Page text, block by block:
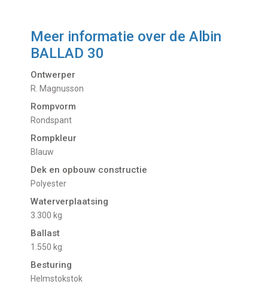
Meer informatie over deAlbin
BALLAD 30
Ontwerper
R. Magnusson
Rompvorm
Rondspant
Rompkleur
Blauw
Dek en opbouw constructie
Polyester
Waterverplaatsing
3.300 kg
Ballast
1.550 kg
Besturing
Helmstokstok